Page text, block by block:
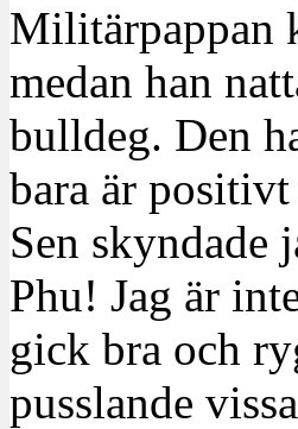
Militärpappan
medan han
bulldeg. Den
bara är
Sen skyndade
Phu! Jag är
gick bra och
pusslande